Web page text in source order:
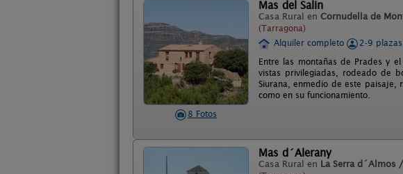
8 Fotos
Mas del Salin
Casa Rural en Cornudella de
(Tarragona)
Alquiler completo 2-9 plazas
Entre las montañas de Prades y
vistas privilegiadas, rodeado de
Siurana, enmedio de este paisaje,
como en su funcionamiento.
Mas d´Alerany
Casa Rural en La Serra d´Almos